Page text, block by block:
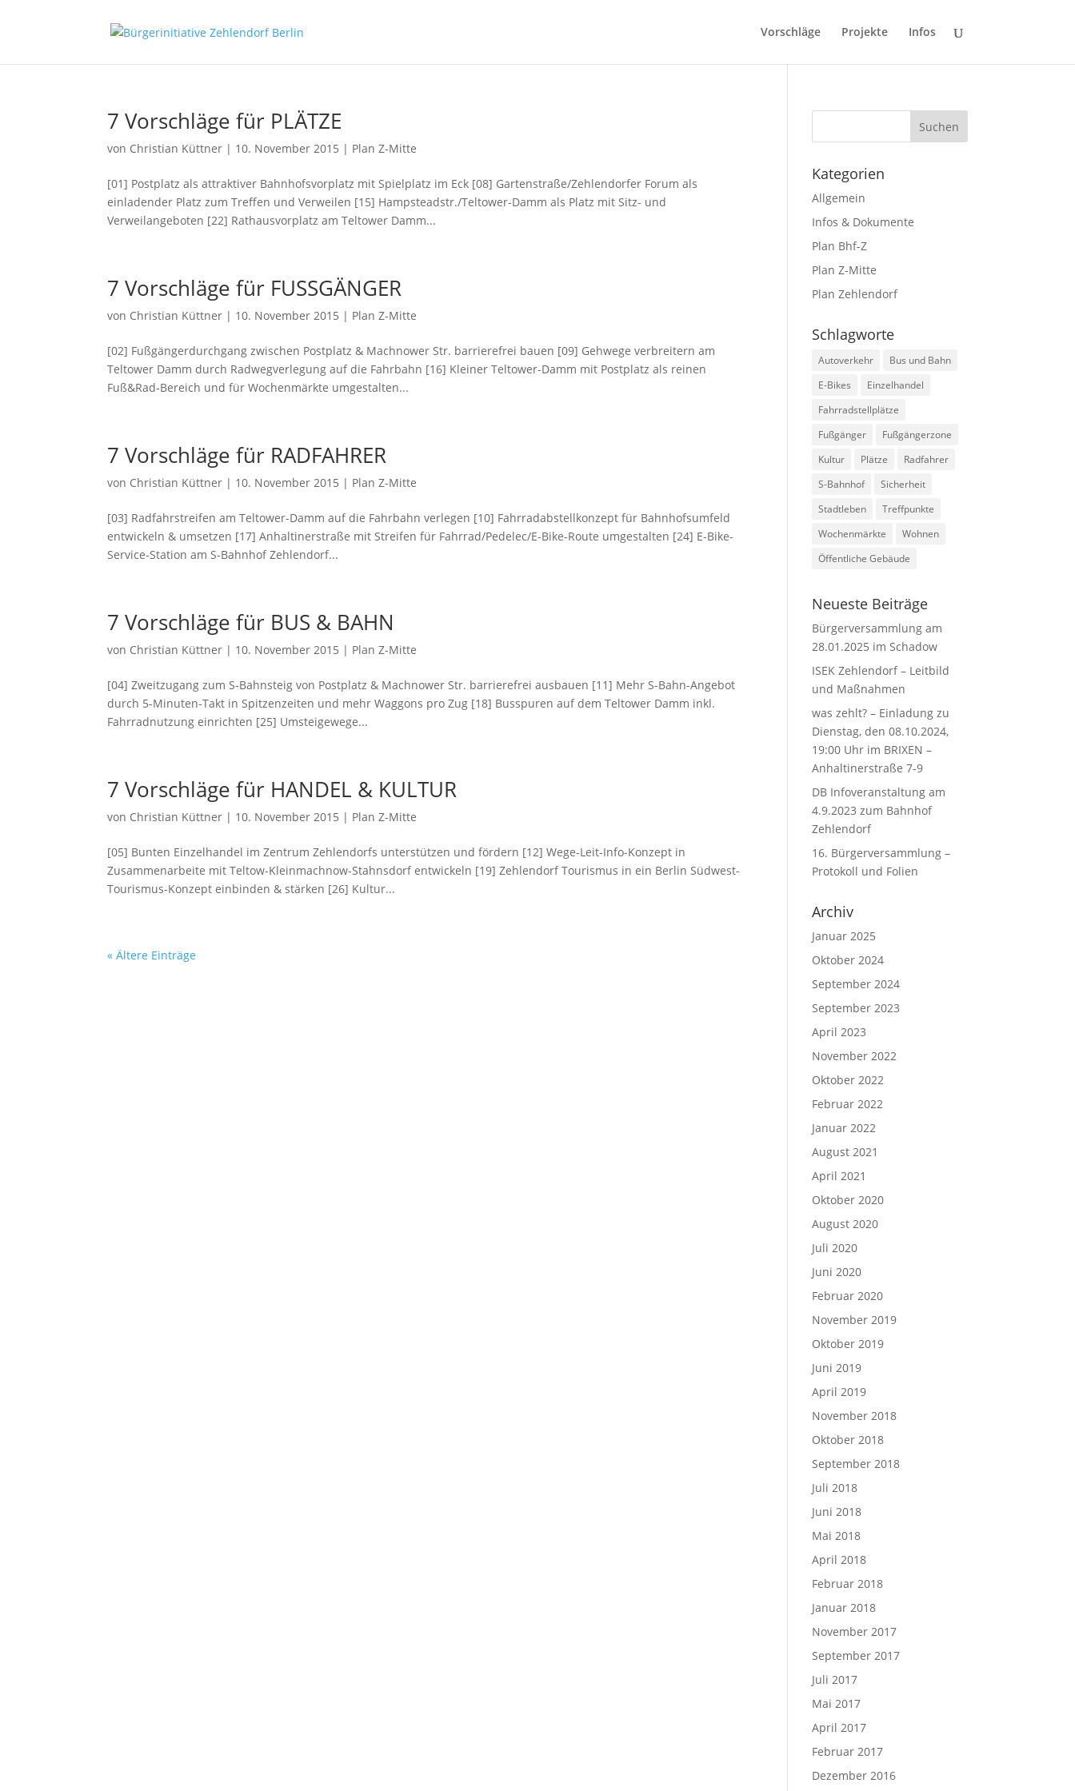
Vorschläge Projekte Infos
7 Vorschläge für PLÄTZE
von Christian Küttner | 10. November 2015 | Plan Z-Mitte
[01] Postplatz als attraktiver Bahnhofsvorplatz mit Spielplatz im Eck [08] Gartenstraße/Zehlendorfer Forum als
einladender Platz zum Treffen und Verweilen [15] Hampsteadstr./Teltower-Damm als Platz mit Sitz- und
Verweilangeboten [22] Rathausvorplatz am Teltower Damm...
7 Vorschläge für FUSSGÄNGER
von Christian Küttner | 10. November 2015 | Plan Z-Mitte
[02] Fußgängerdurchgang zwischen Postplatz & Machnower Str. barrierefrei bauen [09] Gehwege verbreitern am
Teltower Damm durch Radwegverlegung auf die Fahrbahn [16] Kleiner Teltower-Damm mit Postplatz als reinen
Fuß&Rad-Bereich und für Wochenmärkte umgestalten...
7 Vorschläge für RADFAHRER
von Christian Küttner | 10. November 2015 | Plan Z-Mitte
[03] Radfahrstreifen am Teltower-Damm auf die Fahrbahn verlegen [10] Fahrradabstellkonzept für Bahnhofsumfeld
entwickeln & umsetzen [17] Anhaltinerstraße mit Streifen für Fahrrad/Pedelec/E-Bike-Route umgestalten [24] E-Bike-
Service-Station am S-Bahnhof Zehlendorf...
7 Vorschläge für BUS & BAHN
von Christian Küttner | 10. November 2015 | Plan Z-Mitte
[04] Zweitzugang zum S-Bahnsteig von Postplatz & Machnower Str. barrierefrei ausbauen [11] Mehr S-Bahn-Angebot
durch 5-Minuten-Takt in Spitzenzeiten und mehr Waggons pro Zug [18] Busspuren auf dem Teltower Damm inkl.
Fahrradnutzung einrichten [25] Umsteigewege...
7 Vorschläge für HANDEL & KULTUR
von Christian Küttner | 10. November 2015 | Plan Z-Mitte
[05] Bunten Einzelhandel im Zentrum Zehlendorfs unterstützen und fördern [12] Wege-Leit-Info-Konzept in
Zusammenarbeite mit Teltow-Kleinmachnow-Stahnsdorf entwickeln [19] Zehlendorf Tourismus in ein Berlin Südwest-
Tourismus-Konzept einbinden & stärken [26] Kultur...
« Ältere Einträge
Kategorien
Allgemein
Infos & Dokumente
Plan Bhf-Z
Plan Z-Mitte
Plan Zehlendorf
Schlagworte
Autoverkehr
Bus und Bahn
E-Bikes
Einzelhandel
Fahrradstellplätze
Fußgänger
Fußgängerzone
Kultur
Plätze
Radfahrer
S-Bahnhof
Sicherheit
Stadtleben
Treffpunkte
Wochenmärkte
Wohnen
Öffentliche Gebäude
Neueste Beiträge
Bürgerversammlung am
28.01.2025 im Schadow
ISEK Zehlendorf – Leitbild
und Maßnahmen
was zehlt? – Einladung zu
Dienstag, den 08.10.2024,
19:00 Uhr im BRIXEN –
Anhaltinerstraße 7-9
DB Infoveranstaltung am
4.9.2023 zum Bahnhof
Zehlendorf
16. Bürgerversammlung –
Protokoll und Folien
Archiv
Januar 2025
Oktober 2024
September 2024
September 2023
April 2023
November 2022
Oktober 2022
Februar 2022
Januar 2022
August 2021
April 2021
Oktober 2020
August 2020
Juli 2020
Juni 2020
Februar 2020
November 2019
Oktober 2019
Juni 2019
April 2019
November 2018
Oktober 2018
September 2018
Juli 2018
Juni 2018
Mai 2018
April 2018
Februar 2018
Januar 2018
November 2017
September 2017
Juli 2017
Mai 2017
April 2017
Februar 2017
Dezember 2016